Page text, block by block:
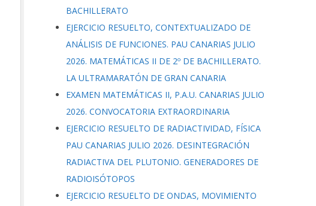
BACHILLERATO
EJERCICIO RESUELTO, CONTEXTUALIZADO DE
ANÁLISIS DE FUNCIONES. PAU CANARIAS JULIO
2026. MATEMÁTICAS II DE 2º DE BACHILLERATO.
LA ULTRAMARATÓN DE GRAN CANARIA
EXAMEN MATEMÁTICAS II, P.A.U. CANARIAS JULIO
2026. CONVOCATORIA EXTRAORDINARIA
EJERCICIO RESUELTO DE RADIACTIVIDAD, FÍSICA
PAU CANARIAS JULIO 2026. DESINTEGRACIÓN
RADIACTIVA DEL PLUTONIO. GENERADORES DE
RADIOISÓTOPOS
EJERCICIO RESUELTO DE ONDAS, MOVIMIENTO